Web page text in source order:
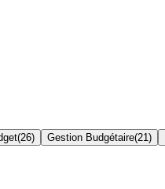
(26) Gestion Budgétaire(21 )